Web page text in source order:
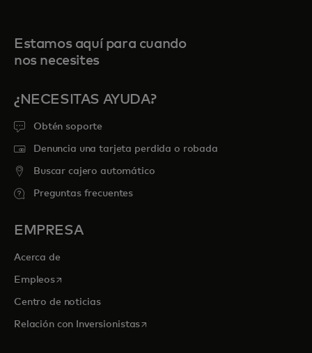
Estamos aquí para cuando
nos necesites
¿NECESITAS AYUDA?
Obtén soporte
Denuncia una tarjeta perdida o robada
Buscar cajero automático
Preguntas frecuentes
EMPRESA
Acerca de
Empleosse abre en una pestaña nueva
Centro de noticias
Relación con Inversionistasse abre en una pestaña nueva